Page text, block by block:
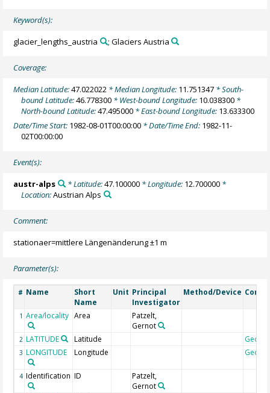
Keyword(s):
glacier_lengths_austria ; Glaciers Austria
Coverage:
Median Latitude:47.022022 * Median Longitude: 11.751347 * South-
bound Latitude:46.778300 * West-bound Longitude: 10.038300 *
North-bound Latitude:47.495000 * East-bound Longitude: 13.633300
Date/Time Start: 1982-08-01T00:00:00 * Date/Time End: 1982-11-
02T00:00:00
Event(s):
austr-alps * Latitude:47.100000* Longitude: 12.700000*
Location:Austrian Alps
Comment:
stationaer=mittlere Längenänderung ±1 m
Parameter(s):
# Name
Short
Name
Unit Principal
Investigator
Method/Device
1 Area/locality Area
Patzelt,
Gernot
2 LATITUDE Latitude
3 LONGITUDE Longitude
4 Identification ID
Patzelt,
Gernot